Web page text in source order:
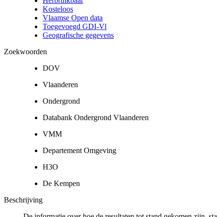
Kosteloos
Vlaamse Open data
Toegevoegd GDI-Vl
Geografische gegevens
Zoekwoorden
DOV
Vlaanderen
Ondergrond
Databank Ondergrond Vlaanderen
VMM
Departement Omgeving
H3O
De Kempen
Beschrijving